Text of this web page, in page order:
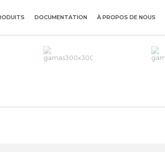
DOCUMENTATION À PROPOS DE NOUS